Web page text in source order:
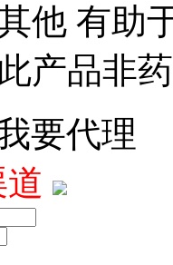
他 有助
产品非
要代理